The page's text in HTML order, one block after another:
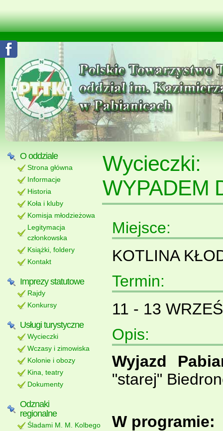
O oddziale
Strona główna
Informacje
Historia
Koła i kluby
Komisja młodzieżowa
Legitymacja
członkowska
Książki, foldery
Kontakt
Imprezy statutowe
Rajdy
Konkursy
Usługi turystyczne
Wycieczki
Wczasy i zimowiska
Kolonie i obozy
Kina, teatry
Dokumenty
Odznaki
regionalne
Śladami M. M. Kolbego
WYPADEM
Miejsce:
KOTLINA
Termin:
11 - 13
Opis:
Wyjazd
"starej"
W programie: